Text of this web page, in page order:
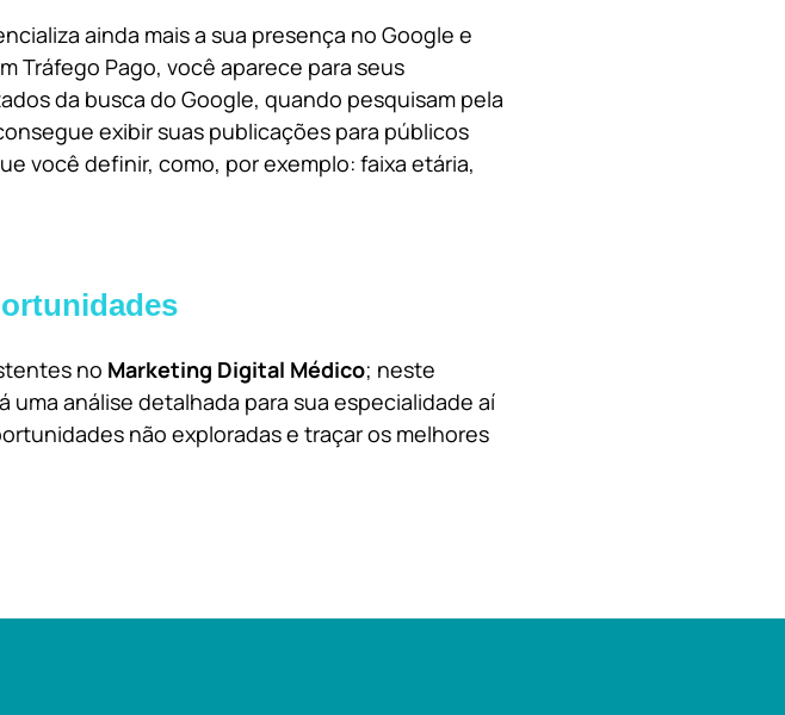
ainda mais a sua presença no Google e
Tráfego Pago, você aparece para seus
da busca do Google, quando pesquisam pela
exibir suas publicações para públicos
você definir, como, por exemplo: faixa etária,
no Marketing Digital Médico; neste
análise detalhada para sua especialidade aí
não exploradas e traçar os melhores